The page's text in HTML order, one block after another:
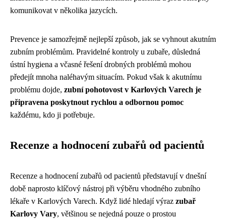
komunikovat v několika jazycích.
Prevence je samozřejmě nejlepší způsob, jak se vyhnout akutním
zubním problémům. Pravidelné kontroly u zubaře, důsledná
ústní hygiena a včasné řešení drobných problémů mohou
předejít mnoha naléhavým situacím. Pokud však k akutnímu
problému dojde, zubní pohotovost v Karlových Varech je
připravena poskytnout rychlou a odbornou pomoc
každému, kdo ji potřebuje.
Recenze a hodnocení zubařů od pacientů
Recenze a hodnocení zubařů od pacientů představují v dnešní
době naprosto klíčový nástroj při výběru vhodného zubního
lékaře v Karlových Varech. Když lidé hledají výraz zubař
Karlovy Vary, většinou se nejedná pouze o prostou